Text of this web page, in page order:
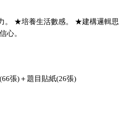
。 ★培養生活數感。 ★建構邏輯思
心。
張)＋題目貼紙(26張)